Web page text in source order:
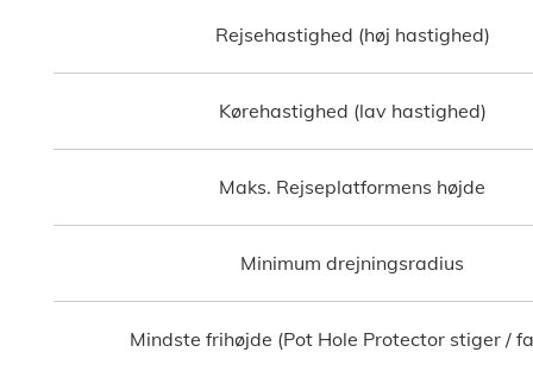
Rejsehastighed (høj hastighed)
Kørehastighed (lav hastighed)
Maks. Rejseplatformens højde
Minimum drejningsradius
Mindste frihøjde (Pot Hole Protector stiger /